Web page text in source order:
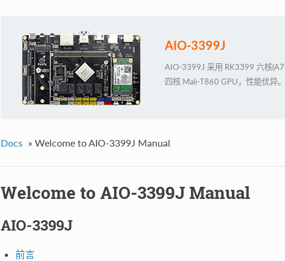
AIO-3399J
AIO-3399J 采用 RK3399 六核
四核 Mali-T860 GPU，性能优异。
Docs » Welcome to AIO-3399J Manual
Welcome to AIO-3399J Manual
AIO-3399J
前言